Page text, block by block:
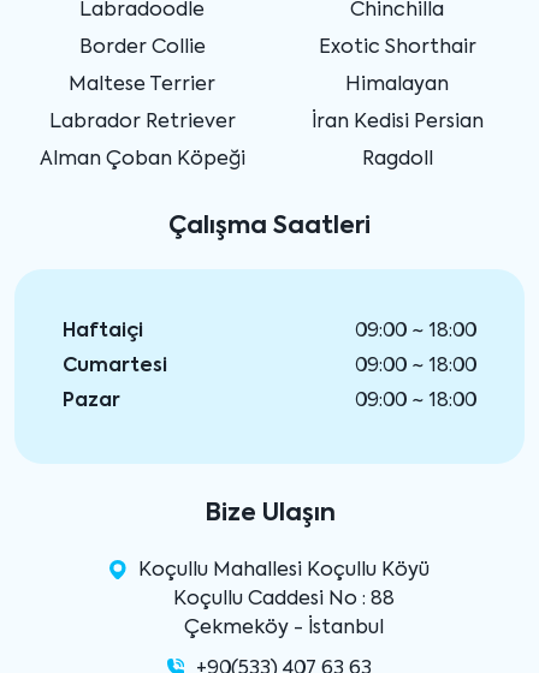
Labradoodle
Border Collie
Maltese Terrier
Labrador Retriever
Alman Çoban Köpeği
Chinchilla
Exotic Shorthair
Himalayan
İran Kedisi Persian
Ragdoll
Çalışma Saatleri
Haftaiçi
09:00 ~ 18:00
Cumartesi
09:00 ~ 18:00
Pazar
09:00 ~ 18:00
Bize Ulaşın
Koçullu Mahallesi Koçullu Köyü
Koçullu Caddesi No : 88
Çekmeköy - İstanbul
+90(533) 407 63 63